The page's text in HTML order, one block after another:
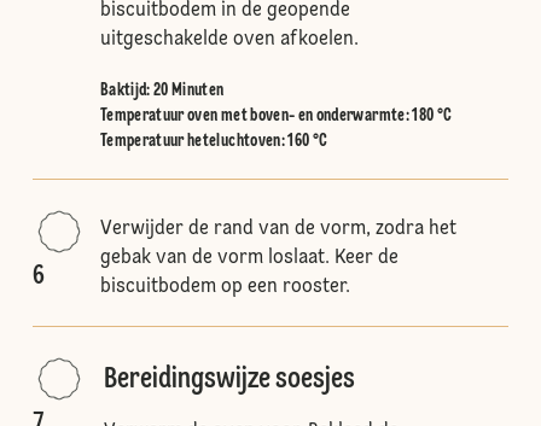
biscuitbodem in de geopende
uitgeschakelde oven afkoelen.
Baktijd: 20 Minuten
Temperatuur oven met boven- en onderwarmte:180 °C
Temperatuur heteluchtoven:160 °C
6
Verwijder de rand van de vorm, zodra het
gebak van de vorm loslaat. Keer de
biscuitbodem op een rooster.
Bereidingswijze soesjes